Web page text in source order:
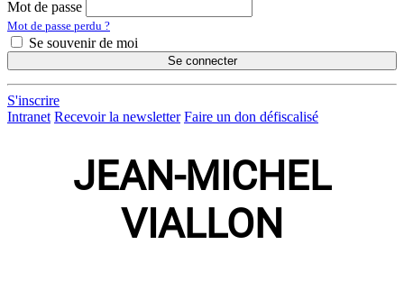
Mot de passe
Mot de passe perdu ?
Se souvenir de moi
Se connecter
S'inscrire
Intranet Recevoir la newsletter Faire un don défiscalisé
JEAN-MICHEL
VIALLON